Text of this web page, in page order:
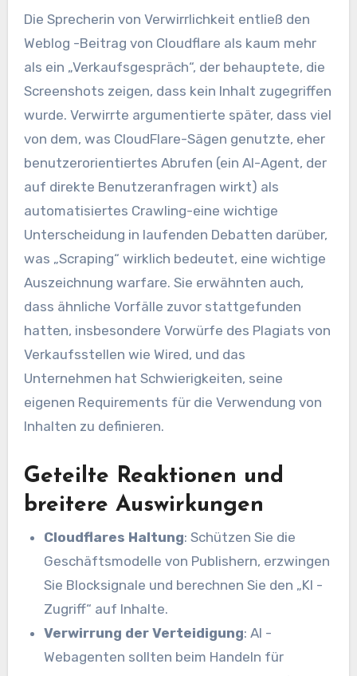
Die Sprecherin von Verwirrlichkeit entließ den
Weblog -Beitrag von Cloudflare als kaum mehr
als ein „Verkaufsgespräch“, der behauptete, die
Screenshots zeigen, dass kein Inhalt zugegriffen
wurde. Verwirrte argumentierte später, dass viel
von dem, was CloudFlare-Sägen genutzte, eher
benutzerorientiertes Abrufen (ein AI-Agent, der
auf direkte Benutzeranfragen wirkt) als
automatisiertes Crawling-eine wichtige
Unterscheidung in laufenden Debatten darüber,
was „Scraping“ wirklich bedeutet, eine wichtige
Auszeichnung warfare. Sie erwähnten auch,
dass ähnliche Vorfälle zuvor stattgefunden
hatten, insbesondere Vorwürfe des Plagiats von
Verkaufsstellen wie Wired, und das
Unternehmen hat Schwierigkeiten, seine
eigenen Requirements für die Verwendung von
Inhalten zu definieren.
Geteilte Reaktionen und
breitere Auswirkungen
Cloudflares Haltung: Schützen Sie die
Geschäftsmodelle von Publishern, erzwingen
Sie Blocksignale und berechnen Sie den „KI -
Zugriff“ auf Inhalte.
Verwirrung der Verteidigung: AI -
Webagenten sollten beim Handeln für